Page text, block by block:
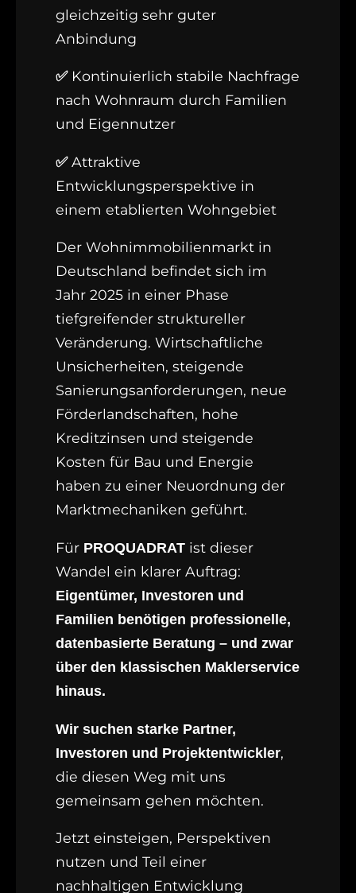
gleichzeitig sehr guter
Anbindung
✅Kontinuierlich stabile Nachfrage
nach Wohnraum durch Familien
und Eigennutzer
✅Attraktive
Entwicklungsperspektive in
einem etablierten Wohngebiet
Der Wohnimmobilienmarkt in
Deutschland befindet sich im
Jahr 2025 in einer Phase
tiefgreifender struktureller
Veränderung. Wirtschaftliche
Unsicherheiten, steigende
Sanierungsanforderungen, neue
Förderlandschaften, hohe
Kreditzinsen und steigende
Kosten für Bau und Energie
haben zu einer Neuordnung der
Marktmechaniken geführt.
Für PROQUADRAT ist dieser
Wandel ein klarer Auftrag:
Eigentümer, Investoren und
Familien benötigen professionelle,
datenbasierte Beratung – und zwar
über den klassischen Maklerservice
hinaus.
Wir suchen starke Partner,
Investoren und Projektentwickler,
die diesen Weg mit uns
gemeinsam gehen möchten.
Jetzt einsteigen, Perspektiven
nutzen und Teil einer
nachhaltigen Entwicklung